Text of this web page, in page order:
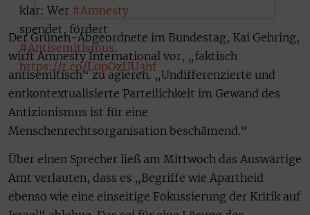
klar: Wer #Amnesty
spendet, fördert
#Antisemitismus.
https://t.co/L0pOzUU3hf
Der Grünen-Abgeordnete im Bundestag, Kai Gehring,
wirft Amnesty International vor, „faktisch
antisemitisch“ zu agieren. „Undifferenzierte und
entkontextualisierte Parteilichkeit im Gewand des
Antizionismus ist für eine
Menschenrechtsorganisation beschämend.“
Über einen Sprecher ließ am Mittwoch das Auswärtige
Amt verlauten, dass es „Begriffe wie Apartheid
ebenso wie eine einseitige Fokussierung der Kritik auf